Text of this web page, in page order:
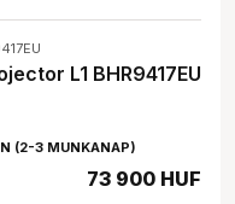
L1 BHR9417EU
(2-3 MUNKANAP)
73 900 HUF